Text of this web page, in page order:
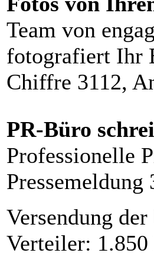
Team von
fotografiert Ihr
Chiffre 3112,
PR-Büro
Professionelle
Pressemeldung
Versendung
Verteiler: 1.850